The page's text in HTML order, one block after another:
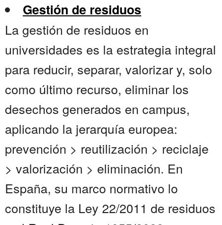
Gestión de residuos
La gestión de residuos en
universidades es la estrategia integral
para reducir, separar, valorizar y, solo
como último recurso, eliminar los
desechos generados en campus,
aplicando la jerarquía europea:
prevención > reutilización > reciclaje
> valorización > eliminación. En
España, su marco normativo lo
constituye la Ley 22/2011 de residuos